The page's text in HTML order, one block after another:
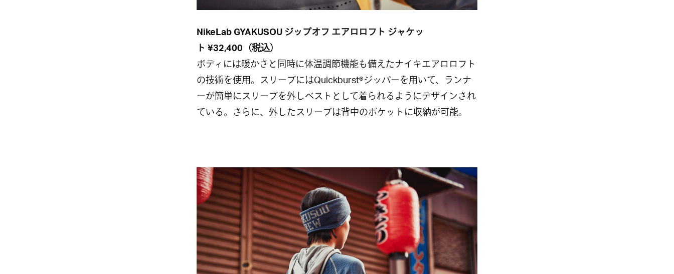
NikeLab GYAKUSOU ジップオフ エアロロフト ジャケッ
ト ¥32,400（税込）
ボディには暖かさと同時に体温調節機能も備えたナイキエアロロフト
の技術を使用。スリーブにはQuickburst®ジッパーを用いて、ランナ
ーが簡単にスリーブを外しベストとして着られるようにデザインされ
ている。さらに、外したスリーブは背中のポケットに収納が可能。